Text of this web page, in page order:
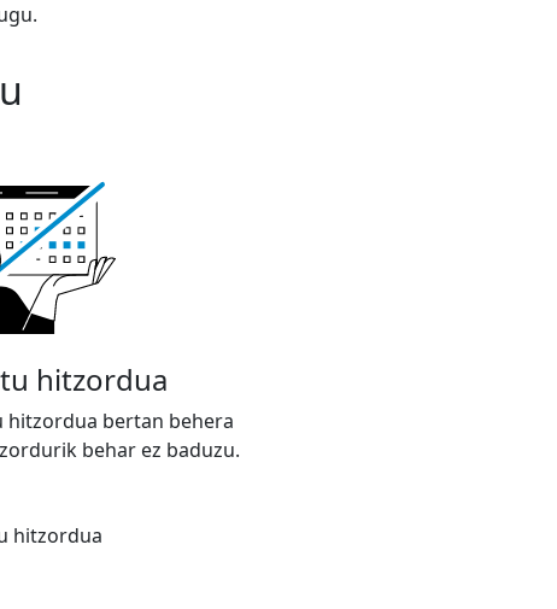
hitzordua
hitzordua bertan behera
behar ez baduzu.
hitzordua